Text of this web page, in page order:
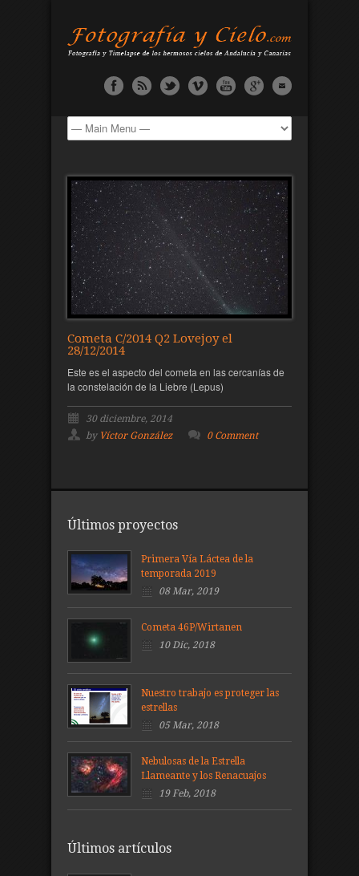
Cometa C/2014 Q2 Lovejoy el
28/12/2014
Este es el aspecto del cometa en las cercanías de
la constelación de la Liebre (Lepus)
30 diciembre, 2014
by Víctor González 0 Comment
Últimos proyectos
Primera Vía Láctea de la
temporada 2019
08 Mar, 2019
Cometa 46P/Wirtanen
10 Dic, 2018
Nuestro trabajo es proteger las
estrellas
05 Mar, 2018
Nebulosas de la Estrella
Llameante y los Renacuajos
19 Feb, 2018
Últimos artículos